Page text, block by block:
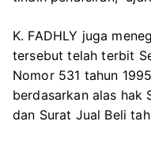
K. FADHLY juga
tersebut telah terbit
Nomor 531 tahun
berdasarkan alas hak
dan Surat Jual Beli